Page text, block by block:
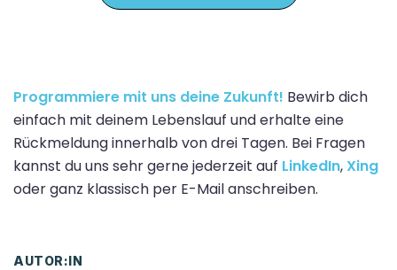
Programmiere mit uns deine Zukunft! Bewirb dich
einfach mit deinem Lebenslauf und erhalte eine
Rückmeldung innerhalb von drei Tagen. Bei Fragen
kannst du uns sehr gerne jederzeit auf LinkedIn, Xing
oder ganz klassisch per E-Mail anschreiben.
AUTOR:IN